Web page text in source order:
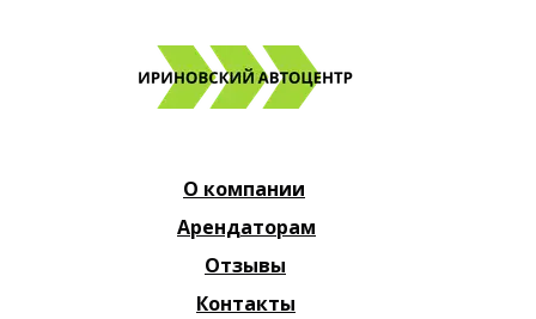
Контакты
Отзывы
Арендаторам
О компании